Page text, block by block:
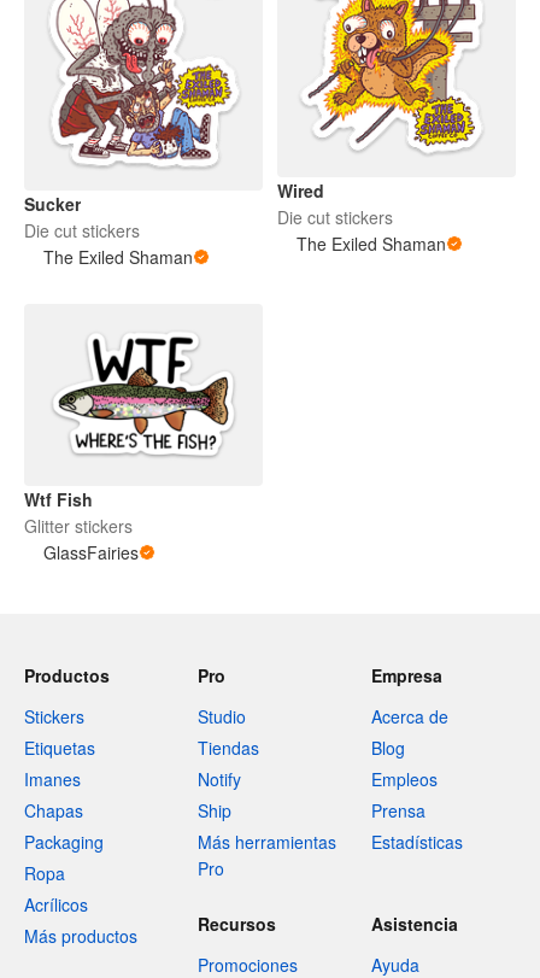
Sucker
Die cut stickers
The Exiled Shaman
Wired
Die cut stickers
The Exiled Shaman
Wtf Fish
Glitter stickers
GlassFairies
Productos
Stickers
Etiquetas
Imanes
Chapas
Packaging
Ropa
Acrílicos
Más productos
Pro
Studio
Tiendas
Notify
Ship
Más herramientas
Pro
Empresa
Acerca de
Blog
Empleos
Prensa
Estadísticas
Recursos
Promociones
Asistencia
Ayuda